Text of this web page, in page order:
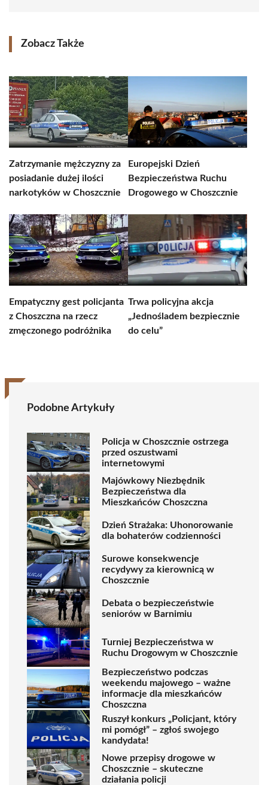
Zobacz Także
Zatrzymanie mężczyzny za
posiadanie dużej ilości
narkotyków w Choszcznie
Europejski Dzień
Bezpieczeństwa Ruchu
Drogowego w Choszcznie
Empatyczny gest policjanta
z Choszczna na rzecz
zmęczonego podróżnika
Trwa policyjna akcja
„Jednośladem bezpiecznie
do celu”
Podobne Artykuły
Policja w Choszcznie ostrzega
przed oszustwami
internetowymi
Majówkowy Niezbędnik
Bezpieczeństwa dla
Mieszkańców Choszczna
Dzień Strażaka: Uhonorowanie
dla bohaterów codzienności
Surowe konsekwencje
recydywy za kierownicą w
Choszcznie
Debata o bezpieczeństwie
seniorów w Barnimiu
Turniej Bezpieczeństwa w
Ruchu Drogowym w Choszcznie
Bezpieczeństwo podczas
weekendu majowego – ważne
informacje dla mieszkańców
Choszczna
Ruszył konkurs „Policjant, który
mi pomógł” – zgłoś swojego
kandydata!
Nowe przepisy drogowe w
Choszcznie – skuteczne
działania policji